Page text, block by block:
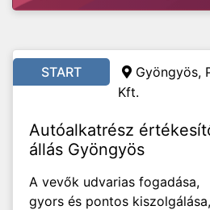
START
Gyöngyös,
Kft.
Autóalkatrész
állás Gyöngyös
A vevők udvarias fogadása,
gyors és pontos kiszolgálása,